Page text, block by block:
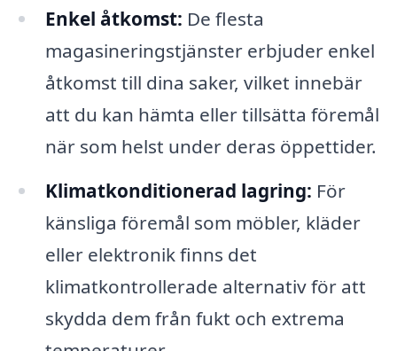
Enkel åtkomst: De flesta
magasineringstjänster erbjuder enkel
åtkomst till dina saker, vilket innebär
att du kan hämta eller tillsätta föremål
när som helst under deras öppettider.
Klimatkonditionerad lagring: För
känsliga föremål som möbler, kläder
eller elektronik finns det
klimatkontrollerade alternativ för att
skydda dem från fukt och extrema